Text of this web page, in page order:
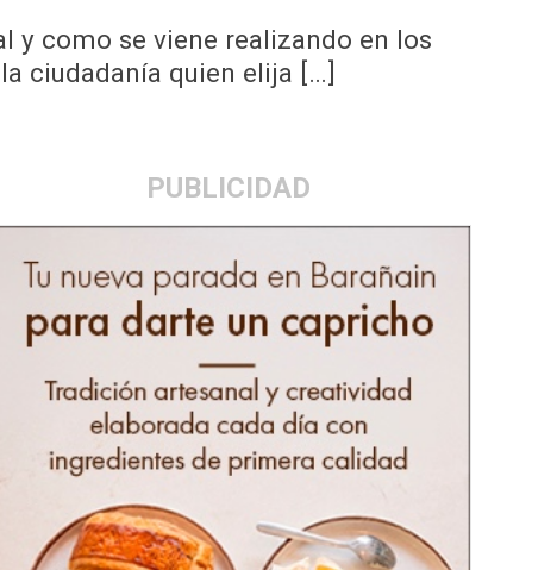
y como se viene realizando en los
ciudadanía quien elija […]
PUBLICIDAD